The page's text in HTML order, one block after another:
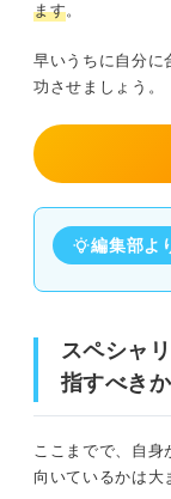
ます。
早いうちに自分に
功させましょう。
編集部よ
スペシャ
指すべき
ここまでで、自身
向いているかは大